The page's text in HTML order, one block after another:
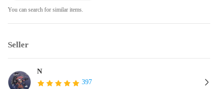
You can search for similar items.
Seller
N
397